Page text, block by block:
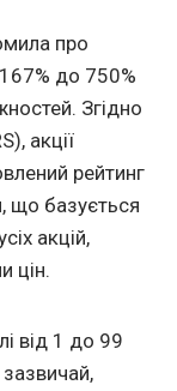
про
167% до 750%
Згідно
акції
рейтинг
що базується
акцій,
цін.
від 1 до 99
зазвичай,